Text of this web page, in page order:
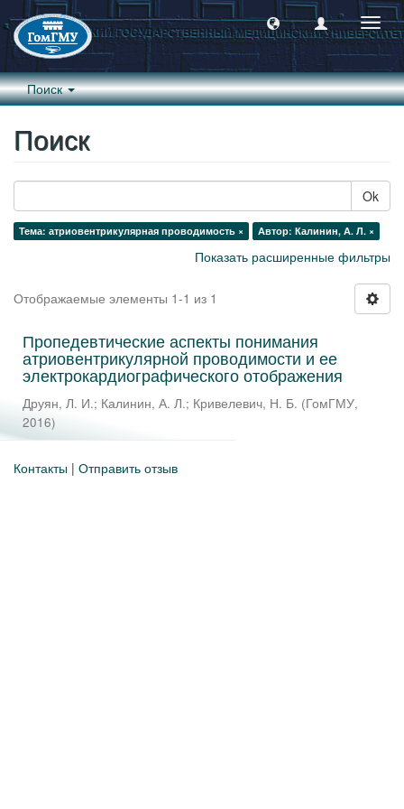
Поиск
Поиск
Ok
Тема: атриовентрикулярная проводимость × Автор: Калинин, А. Л. ×
Показать расширенные фильтры
Отображаемые элементы 1-1 из 1
Пропедевтические аспекты понимания
атриовентрикулярной проводимости и ее
электрокардиографического отображения
Друян, Л. И.; Калинин, А. Л.; Кривелевич, Н. Б. (ГомГМУ,
2016)
Контакты | Отправить отзыв